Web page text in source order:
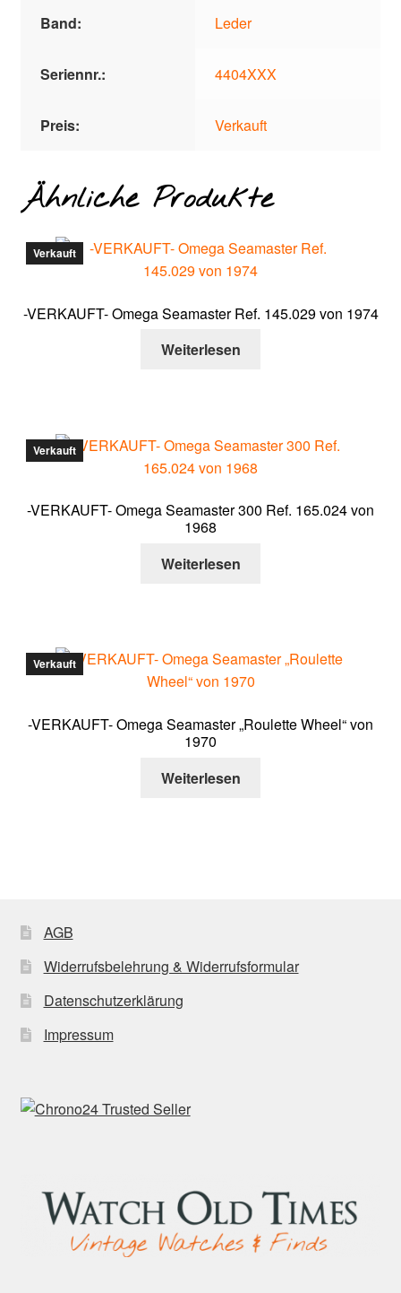
Band: Leder
Seriennr.: 4404XXX
Preis: Verkauft
Ähnliche Produkte
Verkauft
-VERKAUFT- Omega Seamaster Ref. 145.029 von 1974
Weiterlesen
Verkauft
-VERKAUFT- Omega Seamaster 300 Ref. 165.024 von
1968
Weiterlesen
Verkauft
-VERKAUFT- Omega Seamaster „Roulette Wheel“ von
1970
Weiterlesen
AGB
Widerrufsbelehrung & Widerrufsformular
Datenschutzerklärung
Impressum